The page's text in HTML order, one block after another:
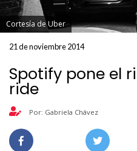
Cortesía de Uber
21 de noviembre 2014
Spotify pone el
ride
Por: Gabriela Chávez